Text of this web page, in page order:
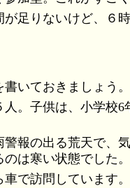
が足りないけど、６
いておきましょう。
。子供は、小学校6
警報の出る荒天で、
は寒い状態でした。
で訪問しています。